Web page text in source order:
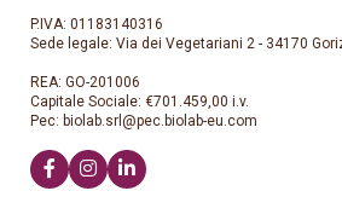
P.IVA: 01183140316
Sede legale: Via dei Vegetariani 2 - 34170
REA: GO-201006
Capitale Sociale: €701.459,00 i.v.
Pec: biolab.srl@pec.biolab-eu.com